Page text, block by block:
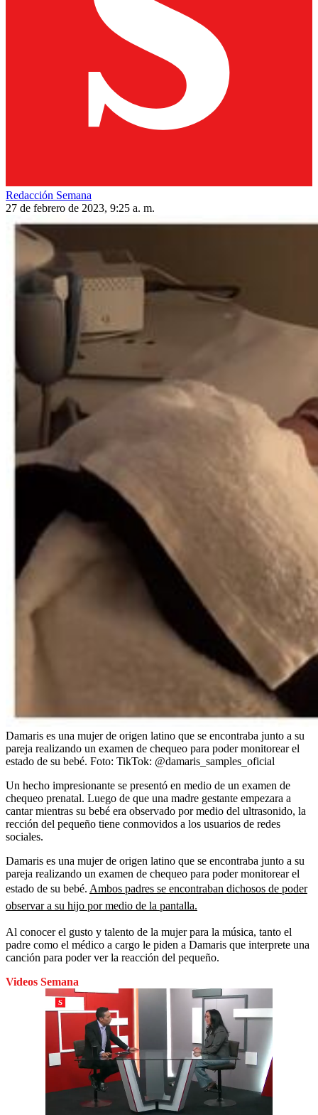
Redacción Semana
27 de febrero de 2023, 9:25 a. m.
Damaris es una mujer de origen latino que se encontraba junto a su
pareja realizando un examen de chequeo para poder monitorear el
estado de su bebé. Foto: TikTok: @damaris_samples_oficial
Un hecho impresionante se presentó en medio de un examen de
chequeo prenatal. Luego de que una madre gestante empezara a
cantar mientras su bebé era observado por medio del ultrasonido, la
rección del pequeño tiene conmovidos a los usuarios de redes
sociales.
Damaris es una mujer de origen latino que se encontraba junto a su
pareja realizando un examen de chequeo para poder monitorear el
estado de su bebé. Ambos padres se encontraban dichosos de poder
observar a su hijo por medio de la pantalla.
Al conocer el gusto y talento de la mujer para la música, tanto el
padre como el médico a cargo le piden a Damaris que interprete una
canción para poder ver la reacción del pequeño.
Videos Semana